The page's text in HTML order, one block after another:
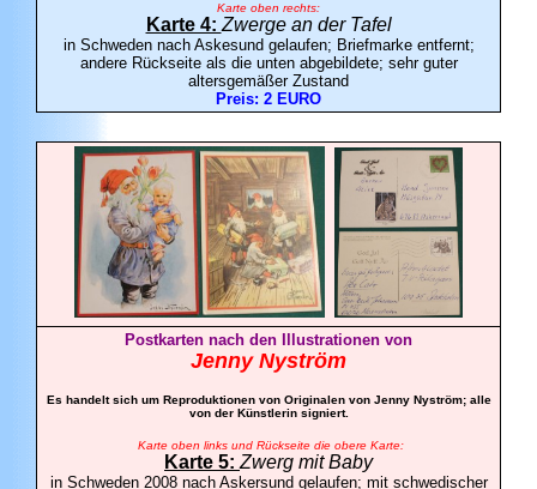
Karte oben rechts:
Karte 4: Zwerge an der Tafel
in Schweden nach Askesund gelaufen; Briefmarke entfernt;
andere Rückseite als die unten abgebildete; sehr guter
altersgemäßer Zustand
Preis: 2 EURO
Postkarten nach den Illustrationen von
Jenny Nyström
Es handelt sich um Reproduktionen von Originalen von Jenny Nyström; alle
von der Künstlerin signiert.
Karte oben links und Rückseite die obere Karte:
Karte 5: Zwerg mit Baby
in Schweden 2008 nach Askersund gelaufen; mit schwedischer